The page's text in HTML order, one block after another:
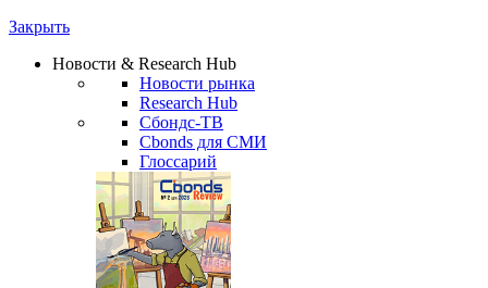
Закрыть
Новости & Research Hub
Новости рынка
Research Hub
Сбондс-ТВ
Cbonds для СМИ
Глоссарий